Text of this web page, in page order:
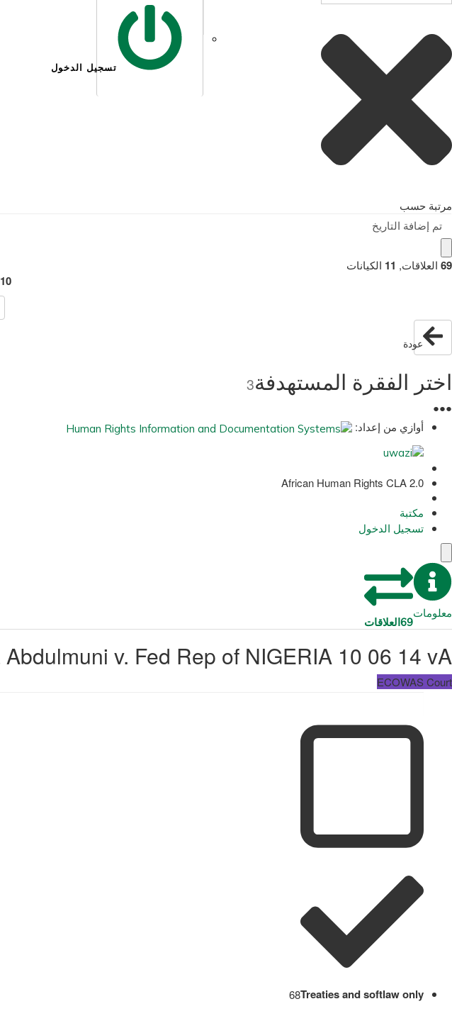
تسجيل الدخول
مرتبة حسب
تم إضافة التاريخ
69 العلاقات,
11 الكيانات
10
عودة
اختر الفقرة المستهدفة3
●
●
●
أوازي من إعداد:
African Human Rights CLA 2.0
مكتبة
تسجيل الدخول
معلومات
69العلاقات
v. Fed Rep of NIGERIA 10 06 14 vA
ECOWAS Court
Treaties and softlaw only
68